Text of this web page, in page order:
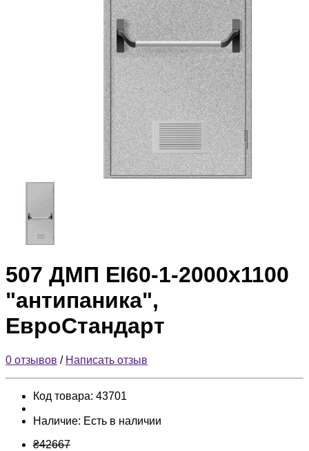
507 ДМП ЕІ60-1-2000х1100
"антипаника",
ЕвроСтандарт
0 отзывов / Написать отзыв
Код товара: 43701
Наличие: Есть в наличии
₴42667